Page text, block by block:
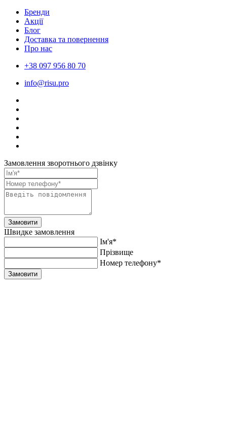
Бренди
Акції
Блог
Доставка та повернення
Про нас
+38 097 956 80 70
info@risu.pro
Замовлення зворотнього дзвінку
Замовити
Швидке замовлення
Ім'я*
Прiзвище
Номер телефону*